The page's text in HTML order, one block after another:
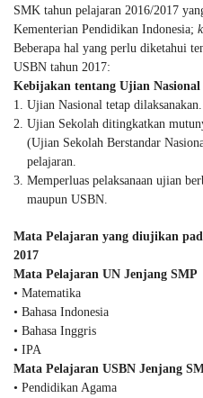
SMK tahun pelajaran 2016/2017
Kementerian Pendidikan Indonesia;
Beberapa hal yang perlu diketahui
USBN tahun 2017:
Kebijakan tentang Ujian
Ujian Nasional tetap dilaksanakan.
Ujian Sekolah ditingkatkan
(Ujian Sekolah Berstandar
pelajaran.
Memperluas pelaksanaan ujian
maupun USBN.
Mata Pelajaran yang diujikan
2017
Mata Pelajaran UN Jenjang SMP
• Matematika
• Bahasa Indonesia
• Bahasa Inggris
• IPA
Mata Pelajaran USBN Jenjang
• Pendidikan Agama